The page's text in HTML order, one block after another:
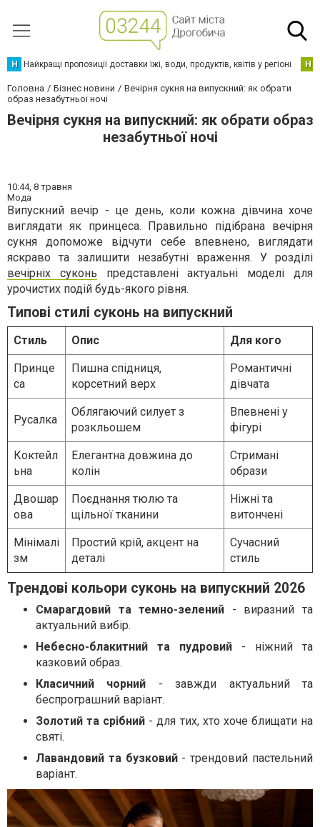
Н Найкращі пропозиції доставки їжі, води, продуктів, квітів у регіоні Н
Головна Бізнес новини
Вечірня сукня на випускний: як обрати
образ незабутньої ночі
Вечірня сукня на випускний: як обрати образ
незабутньої ночі
10:44, 8 травня
Мода
Випускний вечір - це день, коли кожна дівчина хоче
виглядати як принцеса. Правильно підібрана вечірня
сукня допоможе відчути себе впевнено, виглядати
яскраво та залишити незабутні враження. У розділі
вечірніх суконь представлені актуальні моделі для
урочистих подій будь-якого рівня.
Типові стилі суконь на випускний
Стиль Опис Для кого
Принце
са
Пишна спідниця,
корсетний верх
Романтичні
дівчата
Русалка
Облягаючий силует з
розкльошем
Впевнені у
фігурі
Коктейл
ьна
Елегантна довжина до
колін
Стримані
образи
Двошар
ова
Поєднання тюлю та
щільної тканини
Ніжні та
витончені
Мінімалі
зм
Простий крій, акцент на
деталі
Сучасний
стиль
Трендові кольори суконь на випускний 2026
Смарагдовий та темно-зелений - виразний та
актуальний вибір.
Небесно-блакитний та пудровий - ніжний та
казковий образ.
Класичний чорний - завжди актуальний та
беспрограшний варіант.
Золотий та срібний - для тих, хто хоче блищати на
святі.
Лавандовий та бузковий- трендовий пастельний
варіант.